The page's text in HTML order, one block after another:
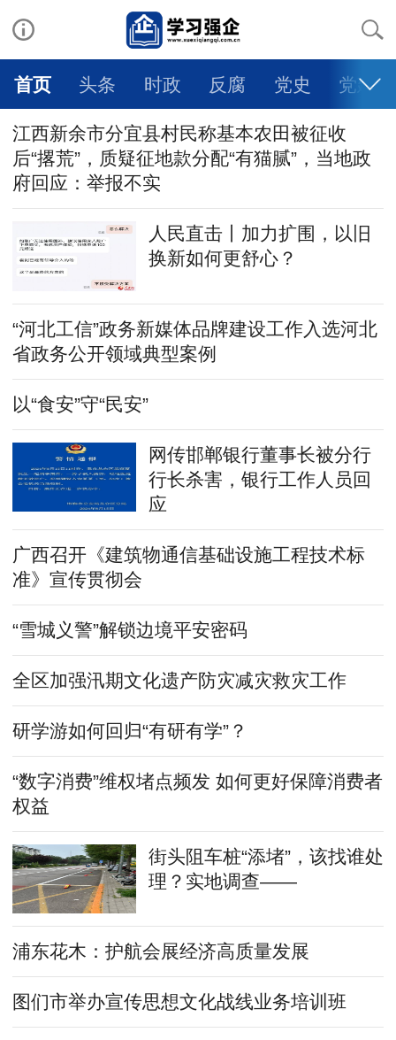
首页 头条 时政 反腐 党史 党建
江西新余市分宜县村民称基本农田被征收
后“撂荒”，质疑征地款分配“有猫腻”，当地政
府回应：举报不实
人民直击丨加力扩围，以旧
换新如何更舒心？
“河北工信”政务新媒体品牌建设工作入选河北
省政务公开领域典型案例
以“食安”守“民安”
网传邯郸银行董事长被分行
行长杀害，银行工作人员回
应
广西召开《建筑物通信基础设施工程技术标
准》宣传贯彻会
“雪城义警”解锁边境平安密码
全区加强汛期文化遗产防灾减灾救灾工作
研学游如何回归“有研有学”？
“数字消费”维权堵点频发 如何更好保障消费者
权益
街头阻车桩“添堵”，该找谁处
理？实地调查——
浦东花木：护航会展经济高质量发展
图们市举办宣传思想文化战线业务培训班